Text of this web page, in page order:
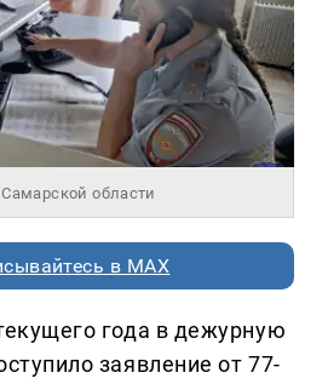
области
в MAX
года в дежурную
заявление от 77-